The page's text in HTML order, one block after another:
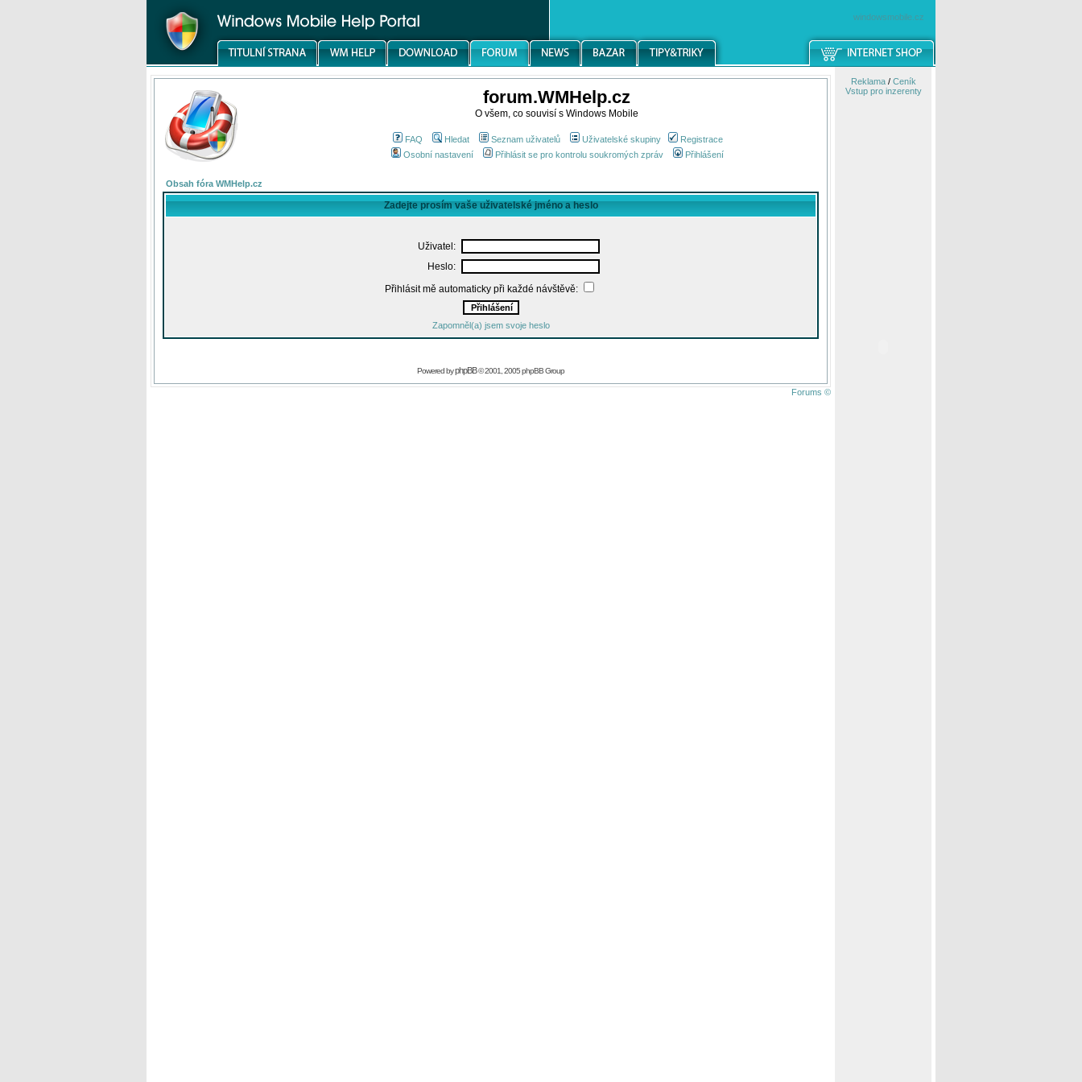
windowsmobile.cz
forum.WMHelp.cz
O všem, co souvisí s Windows Mobile
FAQ Hledat Seznam uživatelů Uživatelské skupiny
Registrace
Osobní nastavení
Přihlásit se pro kontrolu soukromých zpráv Přihlášení
Obsah fóra WMHelp.cz
Zadejte prosím vaše uživatelské jméno a heslo
Uživatel:
Heslo:
Přihlásit mě automaticky při každé návštěvě:
Zapomněl(a) jsem svoje heslo
Powered byphpBB© 2001, 2005 phpBB Group
Forums ©
Reklama/ Ceník
Vstup pro inzerenty